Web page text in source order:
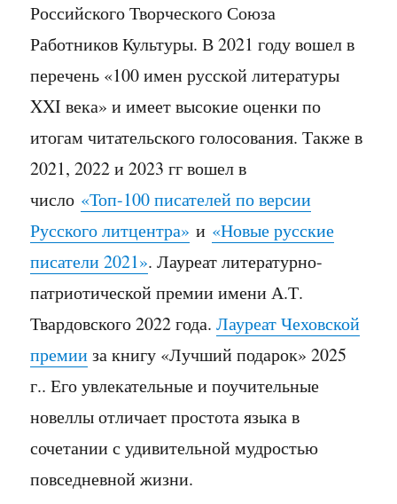
Российского Творческого Союза
Работников Культуры. В 2021 году вошел в
перечень «100 имен русской литературы
XXI века» и имеет высокие оценки по
итогам читательского голосования. Также в
2021, 2022 и 2023 гг вошел в
число «Топ-100 писателей по версии
Русского литцентра» и «Новые русские
писатели 2021». Лауреат литературно-
патриотической премии имени А.Т.
Твардовского 2022 года.Лауреат Чеховской
премииза книгу «Лучший подарок» 2025
г.. Его увлекательные и поучительные
новеллы отличает простота языка в
сочетании с удивительной мудростью
повседневной жизни.